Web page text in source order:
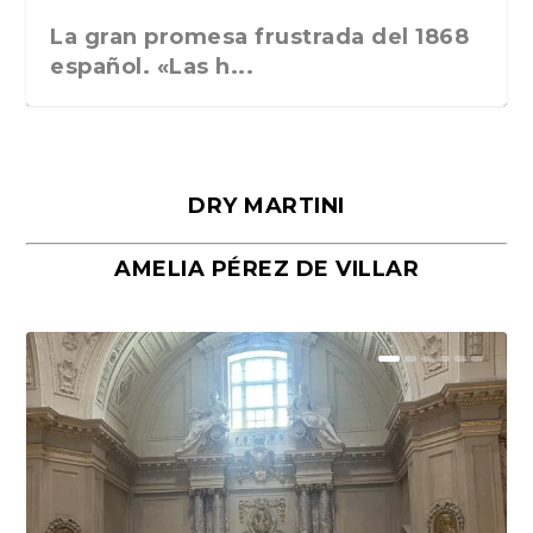
La gran promesa frustrada del 1868
español. «Las h...
Málaga, verso en azul, de Rafael
Porras y Salvador...
«La cocina hebrea. Alimentación
del pueblo judío e...
DRY MARTINI
AMELIA PÉREZ DE VILLAR